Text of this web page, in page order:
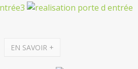
EN SAVOIR +